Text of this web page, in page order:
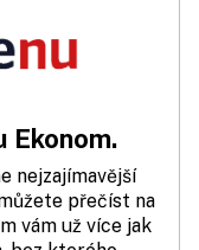
nejzajímavější
přečíst na
vám už více jak